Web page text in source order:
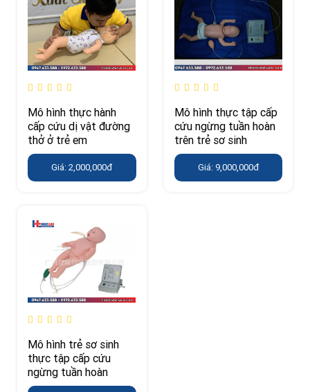
Mô hình thực hành
cấp cứu dị vật đường
thở ở trẻ em
Giá: 2,000,000đ
Mô hình thực tập cấp
cứu ngừng tuần hoàn
trên trẻ sơ sinh
Giá: 9,000,000đ
Mô hình trẻ sơ sinh
thực tập cấp cứu
ngừng tuần hoàn